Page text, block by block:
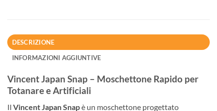
DESCRIZIONE
INFORMAZIONI AGGIUNTIVE
Vincent Japan Snap – Moschettone Rapido per
Totanare e Artificiali
Il Vincent Japan Snapè un moschettone progettato